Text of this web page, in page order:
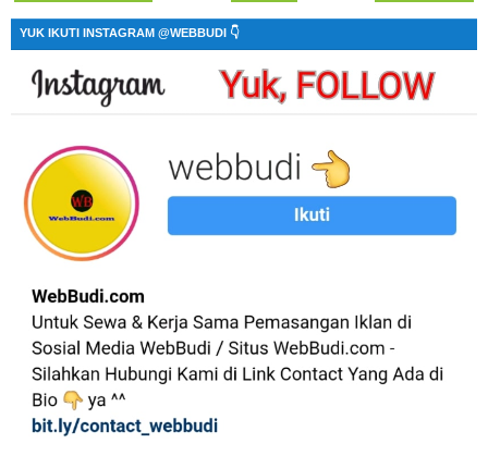
YUK IKUTI INSTAGRAM @WEBBUDI 👇